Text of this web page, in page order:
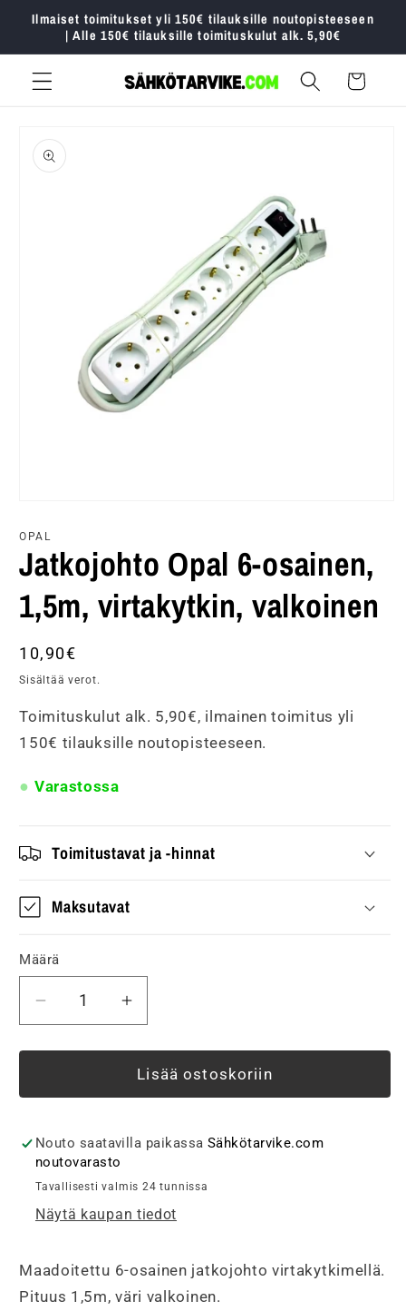
siirry
sisältöön
Ilmaiset toimitukset yli 150€ tilauksille noutopisteeseen
| Alle 150€ tilauksille toimituskulut alk. 5,90€
Ostoskori
tuotetietoihin
1
ikkunassa
OPAL
Jatkojohto Opal 6-osainen,
1,5m, virtakytkin, valkoinen
Normaalihinta
10,90€
Sisältää verot.
Toimituskulut alk. 5,90€, ilmainen toimitus yli
150€ tilauksille noutopisteeseen.
Varastossa
Toimitustavat ja -hinnat
Maksutavat
Määrä
Vähennä
tuotteen
Jatkojohto
6-
1,5m,
virtakytkin,
valkoinen
määrää
Lisää
tuotteen
Jatkojohto
Opal
6-
1,5m,
valkoinen
määrää
Lisää ostoskoriin
Nouto saatavilla paikassa Sähkötarvike.com
noutovarasto
Tavallisesti valmis 24 tunnissa
Näytä kaupan tiedot
Maadoitettu 6-osainen jatkojohto virtakytkimellä.
Pituus 1,5m, väri valkoinen.